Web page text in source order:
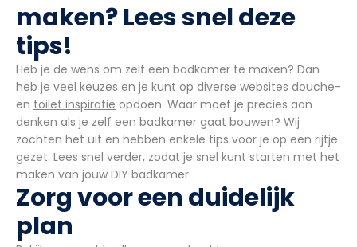
maken? Lees snel deze
tips!
Heb je de wens om zelf een badkamer te maken? Dan
heb je veel keuzes en je kunt op diverse websites douche-
en toilet inspiratie opdoen. Waar moet je precies aan
denken als je zelf een badkamer gaat bouwen? Wij
zochten het uit en hebben enkele tips voor je op een rijtje
gezet. Lees snel verder, zodat je snel kunt starten met het
maken van jouw DIY badkamer.
Zorg voor een duidelijk
plan